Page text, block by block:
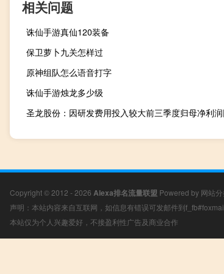
相关问题
诛仙手游真仙120装备
保卫萝卜九关怎样过
原神组队怎么语音打字
诛仙手游烛龙多少级
圣龙股份：因研发费用投入较大前三季度归母净利
Copyright © 2012 - 2026 Alexa排名流量联盟 Powered by 网站
声明：本站内容来自互联网，如信息有错误可发邮件到
本站仅为个人兴趣爱好，不接盈利性广告及商业合作